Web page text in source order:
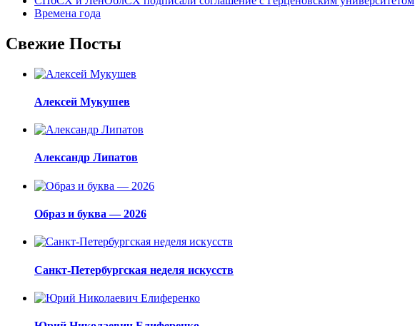
Времена года
Свежие Посты
Алексей Мукушев
Александр Липатов
Образ и буква — 2026
Санкт-Петербургская неделя искусств